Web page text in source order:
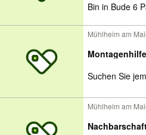
Bin in Bude 6
Mühlheim am
Montagenhilfe
Suchen Sie
Mühlheim am